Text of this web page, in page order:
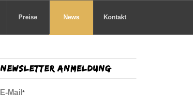
Preise News Kontakt
Newsletter Anmeldung
E-Mail *